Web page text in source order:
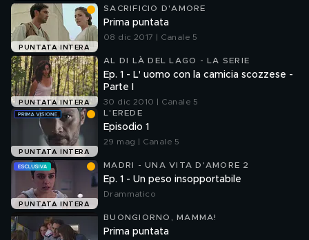
PUNTATA INTERA
SACRIFICIO D'AMORE
Prima puntata
08 dic 2017 | Canale 5
PUNTATA INTERA
AL DI LÀ DEL LAGO - LA SERIE
Ep. 1 - L' uomo con la camicia scozzese -
Parte I
30 dic 2010 | Canale 5
PUNTATA INTERA
L'EREDE
Episodio 1
29 mag | Canale 5
PUNTATA INTERA
MADRI - UNA VITA D'AMORE 2
Ep. 1 - Un peso insopportabile
Drammatico
BUONGIORNO, MAMMA!
Prima puntata